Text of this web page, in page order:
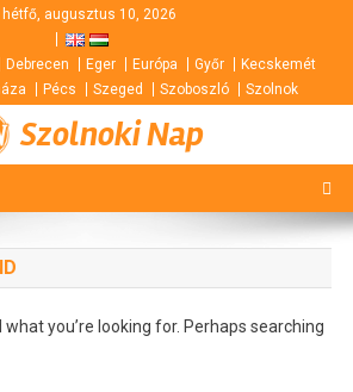
hétfő, augusztus 10, 2026
Debrecen Eger Európa Győr
Kecskemét
Pécs Szeged Szoboszló Szolnok
Szolnoki Nap
what you’re looking for. Perhaps searching